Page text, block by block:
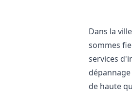
Dans la
sommes
services
de haute